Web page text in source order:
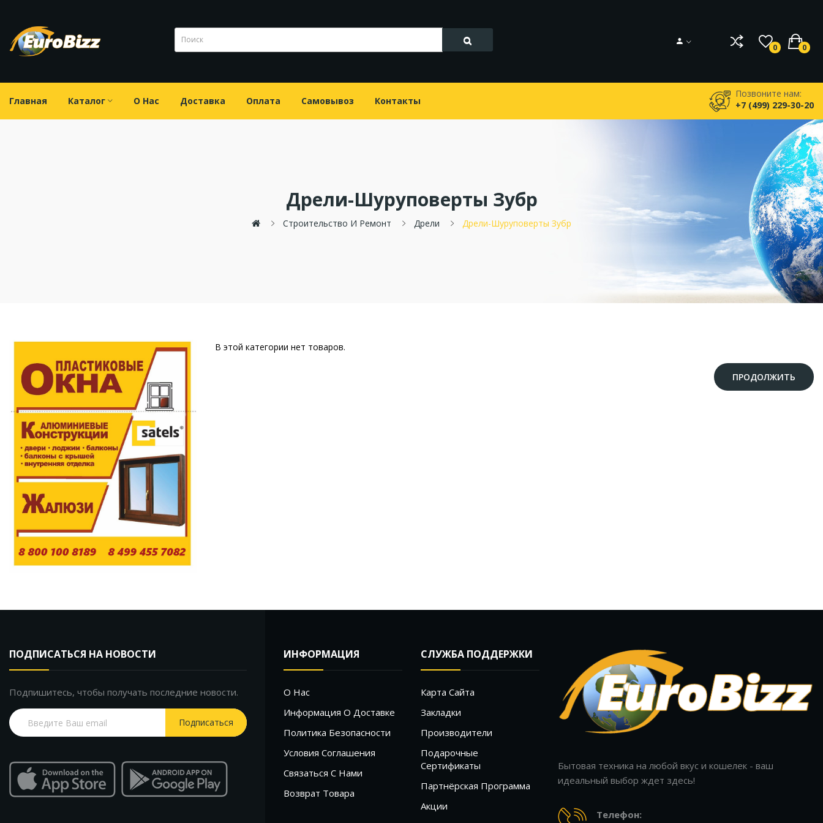
0 0
Главная Каталог О Нас Доставка Оплата Самовывоз Контакты
Позвоните нам:
+7 (499) 229-30-20
Дрели-Шуруповерты Зубр
Строительство И Ремонт Дрели Дрели-Шуруповерты Зубр
В этой категории нет товаров.
ПРОДОЛЖИТЬ
ПОДПИСАТЬСЯ НА НОВОСТИ
Подпишитесь, чтобы получать последние новости.
Подписаться
ИНФОРМАЦИЯ
О Нас
Информация О Доставке
Политика Безопасности
Условия Соглашения
Связаться С Нами
Возврат Товара
СЛУЖБА ПОДДЕРЖКИ
Карта Сайта
Закладки
Производители
Подарочные
Сертификаты
Партнёрская Программа
Акции
Бытовая техника на любой вкус и кошелек - ваш
идеальный выбор ждет здесь!
Телефон: